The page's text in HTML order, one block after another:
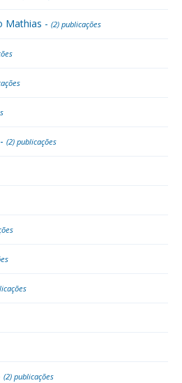
Mathias - (2) publicações
(2) publicações
(2) publicações